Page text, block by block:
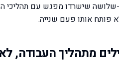
שלושה שישרדו מפגש עם תהליכי
פותח אותו פעם שנייה.
מתהליך העבודה,